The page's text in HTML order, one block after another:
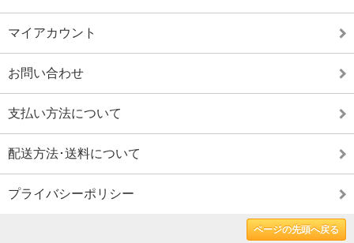
マイアカウント
お問い合わせ
支払い方法について
配送方法･送料について
プライバシーポリシー
ページの先頭へ戻る